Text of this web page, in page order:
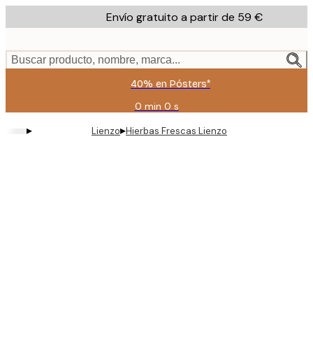
to
content.
Envío gratuito a partir de 59 €
Buscar producto, nombre, marca...
40% en Pósters*
0 min 0 s
Válido
hasta:
2026-
▸ Lienzo▸Hierbas Frescas Lienzo